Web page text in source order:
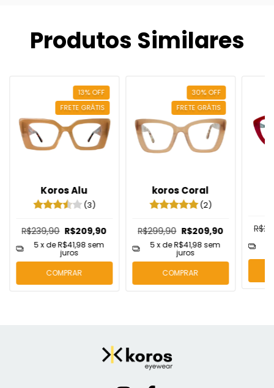
Produtos Similares
13%OFF
FRETE GRÁTIS
Koros Alu
(3)
R$239,90 R$209,90
5 x deR$41,98 sem
juros
COMPRAR
30%OFF
FRETE GRÁTIS
koros Coral
(2)
R$299,90 R$209,90
5 x deR$41,98 sem
juros
COMPRAR